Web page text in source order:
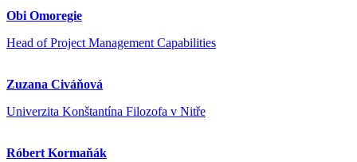
Obi Omoregie
Head of Project Management Capabilities
Zuzana Civáňová
Univerzita Konštantína Filozofa v Nitře
Róbert Kormaňák